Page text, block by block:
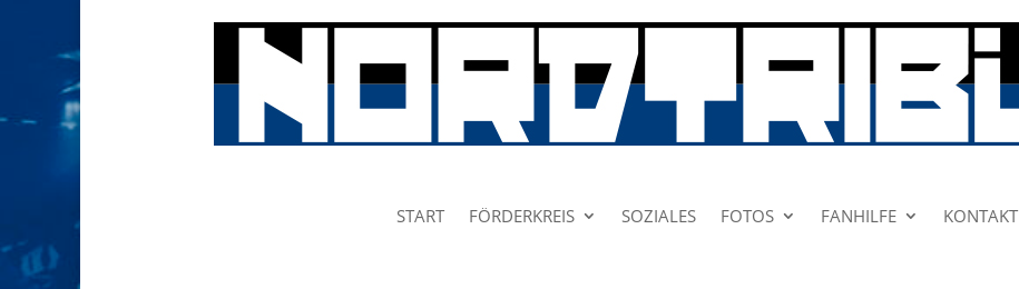
START FÖRDERKREIS SOZIALES FOTOS FANHILFE KONTAKT